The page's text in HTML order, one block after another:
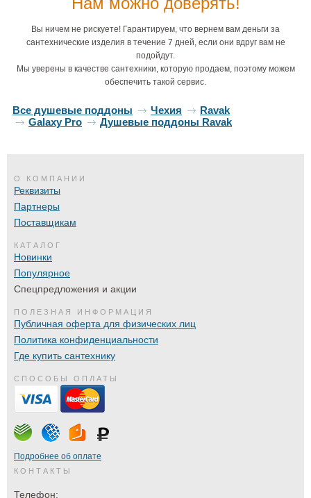
Вы ничем не рискуете! Гарантируем, что вернем вам деньги за
сантехнические изделия в течение 7 дней, если они вдруг вам не
подойдут.
Мы уверены в качестве сантехники, которую продаем, поэтому можем
обеспечить такой сервис.
Все душевые поддоны Чехия
Ravak
Galaxy Pro
Душевые поддоны Ravak
О КОМПАНИИ
Реквизиты
Партнеры
Поставщикам
КАТАЛОГ
Новинки
Популярное
Спецпредложения и акции
ПОЛЕЗНАЯ ИНФОРМАЦИЯ
Публичная оферта для физических лиц
Политика конфиденциальности
Где купить сантехнику
СПОСОБЫ ОПЛАТЫ
Подробнее об оплате
КОНТАКТЫ
Телефон: